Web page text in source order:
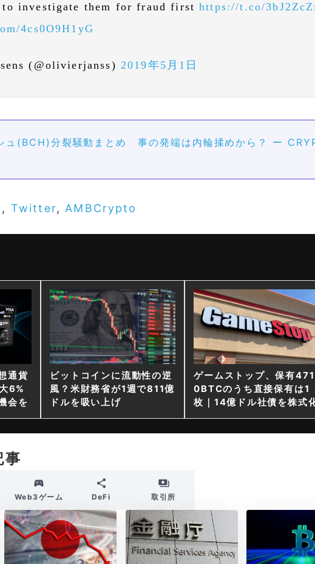
to investigate them for fraud firsthttps://t.co/
4cs0O9H1yG
(@olivierjanss) 2019年5月1日
ュ(BCH)分裂騒動まとめ 事の発端は内輪揉めから？ ー
, Twitter, AMBCrypto
通貨
6%
会を
ビットコインに流動性の逆
風？米財務省が1週で811億
ドルを吸い上げ
ゲームストップ、保有471
0BTCのうち直接保有は1
枚｜14億ドル社債を株式
事
Web3ゲーム DeFi 取引所